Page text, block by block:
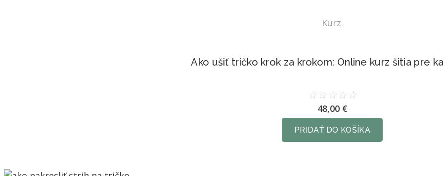
Kurz
Ako ušiť tričko krok za krokom: Online kurz šitia pre
☆☆☆☆☆
48,00 €
PRIDAŤ DO KOŠÍKA